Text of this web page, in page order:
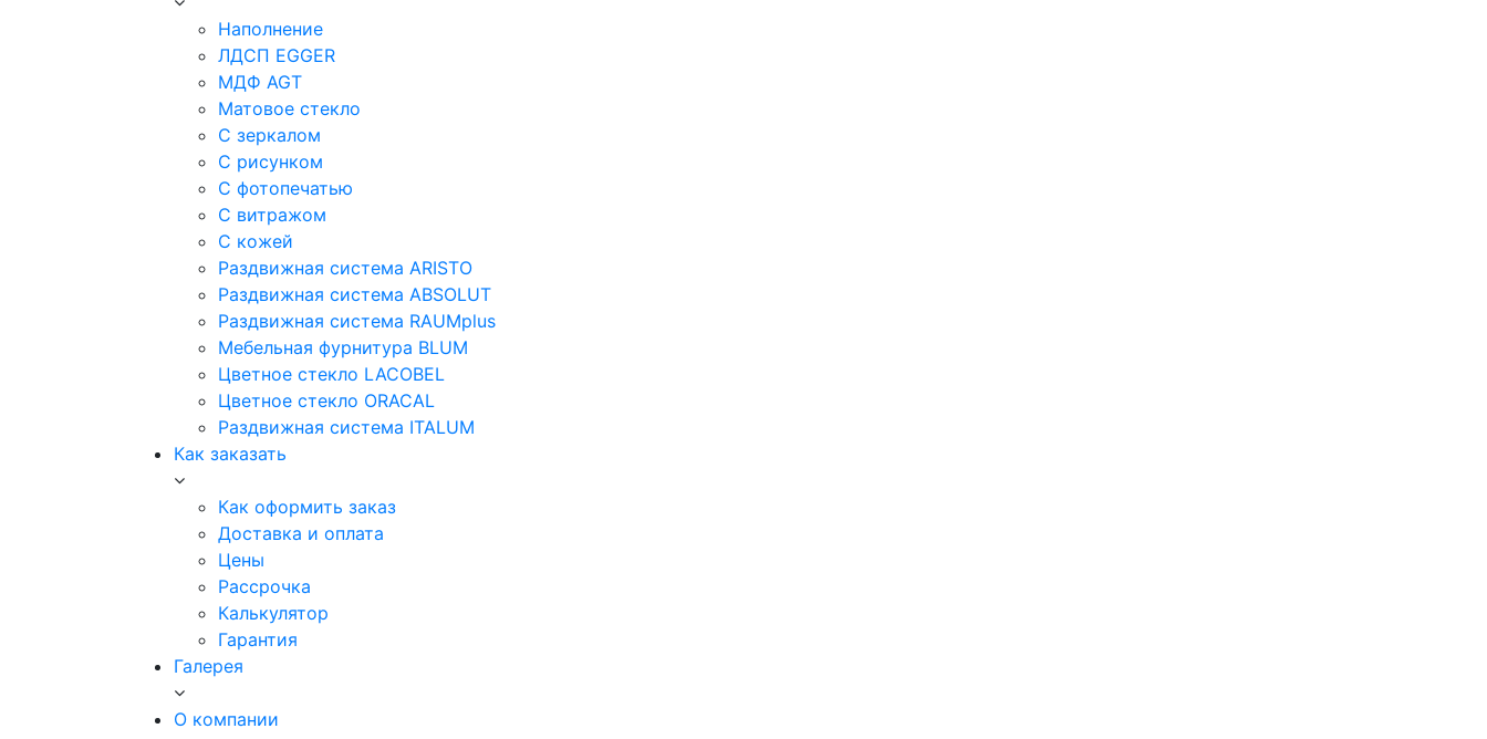
Наполнение
ЛДСП EGGER
МДФ AGT
Матовое стекло
С зеркалом
С рисунком
С фотопечатью
С витражом
С кожей
Раздвижная система ARISTO
Раздвижная система ABSOLUT
Раздвижная система RAUMplus
Мебельная фурнитура BLUM
Цветное стекло LACOBEL
Цветное стекло ORACAL
Раздвижная система ITALUM
Как заказать
Как оформить заказ
Доставка и оплата
Цены
Рассрочка
Калькулятор
Гарантия
Галерея
О компании